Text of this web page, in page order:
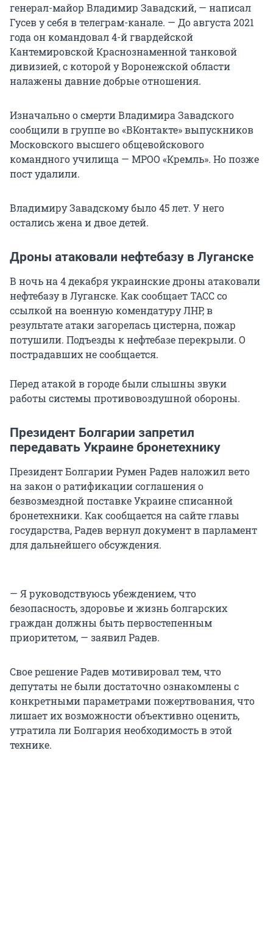
генерал-майор Владимир Завадский, — написал
Гусев у себя в телеграм-канале. — До августа 2021
года он командовал 4-й гвардейской
Кантемировской Краснознаменной танковой
дивизией, с которой у Воронежской области
налажены давние добрые отношения.
Изначально о смерти Владимира Завадского
сообщили в группе во «ВКонтакте» выпускников
Московского высшего общевойскового
командного училища — МРОО «Кремль». Но позже
пост удалили.
Владимиру Завадскому было 45 лет. У него
остались жена и двое детей.
Дроны атаковали нефтебазу в Луганске
В ночь на 4 декабря украинские дроны атаковали
нефтебазу в Луганске. Как сообщает ТАСС со
ссылкой на военную комендатуру ЛНР, в
результате атаки загорелась цистерна, пожар
потушили. Подъезды к нефтебазе перекрыли. О
пострадавших не сообщается.
Перед атакой в городе были слышны звуки
работы системы противовоздушной обороны.
Президент Болгарии запретил
передавать Украине бронетехнику
Президент Болгарии Румен Радев наложил вето
на закон о ратификации соглашения о
безвозмездной поставке Украине списанной
бронетехники. Как сообщается на сайте главы
государства, Радев вернул документ в парламент
для дальнейшего обсуждения.
— Я руководствуюсь убеждением, что
безопасность, здоровье и жизнь болгарских
граждан должны быть первостепенным
приоритетом, — заявил Радев.
Свое решение Радев мотивировал тем, что
депутаты не были достаточно ознакомлены с
конкретными параметрами пожертвования, что
лишает их возможности объективно оценить,
утратила ли Болгария необходимость в этой
технике.